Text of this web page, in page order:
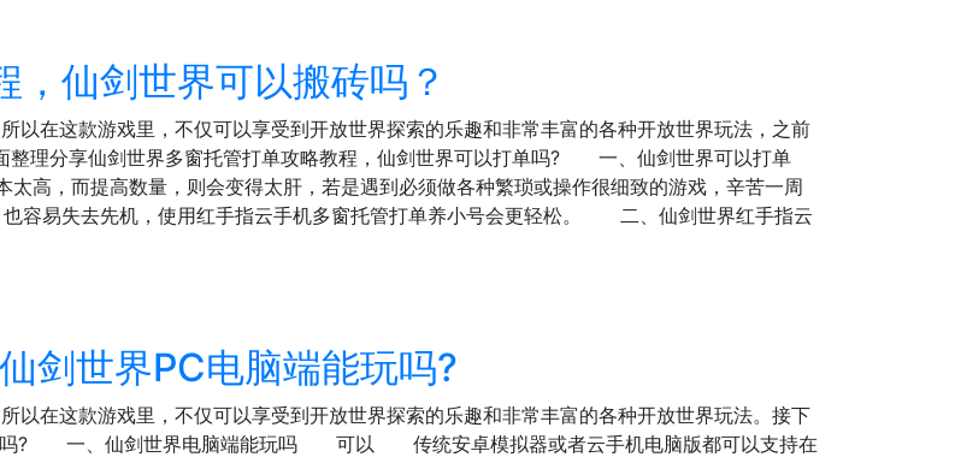
仙剑世界可以搬砖吗？
以在这款游戏里，不仅可以享受到开放世界探索的乐趣和非常丰富的各种开放世界玩法，之前
整理分享仙剑世界多窗托管打单攻略教程，仙剑世界可以打单吗? 一、仙剑世界可以打单
而提高数量，则会变得太肝，若是遇到必须做各种繁琐或操作很细致的游戏，辛苦一周
容易失去先机，使用红手指云手机多窗托管打单养小号会更轻松。 二、仙剑世界红手指云
剑世界PC电脑端能玩吗?
以在这款游戏里，不仅可以享受到开放世界探索的乐趣和非常丰富的各种开放世界玩法。接下
玩吗? 一、仙剑世界电脑端能玩吗 可以 传统安卓模拟器或者云手机电脑版都可以支持在